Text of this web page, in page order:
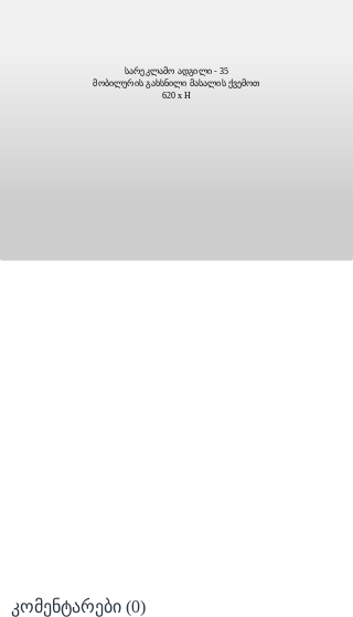
სარეკლამო ადგილი - 35
მობილურის გახსნილი მასალის ქვემოთ
620 x H
კომენტარები (0)